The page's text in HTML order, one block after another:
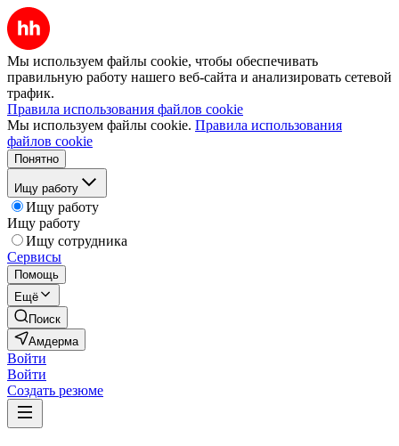
Мы используем файлы cookie, чтобы обеспечивать
правильную работу нашего веб-сайта и анализировать сетевой
трафик.
Правила использования файлов cookie
Мы используем файлы cookie. Правила использования
файлов cookie
Понятно
Ищу работу
Ищу работу
Ищу работу
Ищу сотрудника
Сервисы
Помощь
Ещё
Поиск
Амдерма
Войти
Войти
Создать резюме